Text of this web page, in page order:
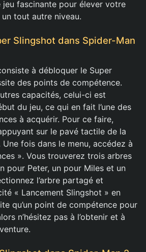
fascinante pour élever votre
tout autre niveau.
Slingshot dans Spider-Man
à débloquer le Super
des points de compétence.
capacités, celui-ci est
du jeu, ce qui en fait l’une des
à acquérir. Pour ce faire,
sur le pavé tactile de la
Une fois dans le menu, accédez à
». Vous trouverez trois arbres
pour Peter, un pour Miles et un
l’arbre partagé et
« Lancement Slingshot » en
qu’un point de compétence pour
n’hésitez pas à l’obtenir et à